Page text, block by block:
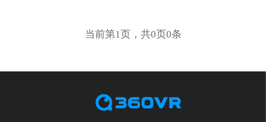
当前第1页，共0页0条